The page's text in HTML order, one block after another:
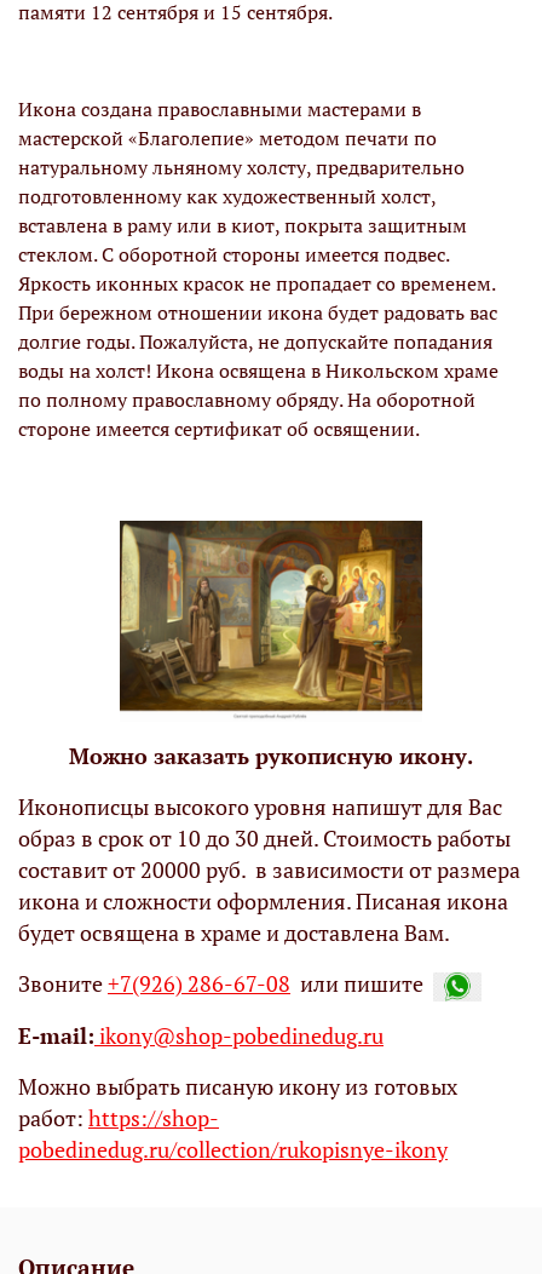
памяти 12 сентября и 15 сентября.
Икона создана православными мастерами в
мастерской «Благолепие» методом печати по
натуральному льняному холсту, предварительно
подготовленному как художественный холст,
вставлена в раму или в киот, покрыта защитным
стеклом. С оборотной стороны имеется подвес.
Яркость иконных красок не пропадает со временем.
При бережном отношении икона будет радовать вас
долгие годы. Пожалуйста, не допускайте попадания
воды на холст! Икона освящена в Никольском храме
по полному православному обряду. На оборотной
стороне имеется сертификат об освящении.
Можно заказать рукописную икону.
Иконописцы высокого уровня напишут для Вас
образ в срок от 10 до 30 дней. Стоимость работы
составит от 20000 руб. в зависимости от размера
икона и сложности оформления. Писаная икона
будет освящена в храме и доставлена Вам.
Звоните+7(926) 286-67-08 или пишите
Е-mail: ikony@shop-pobedinedug.ru
Можно выбрать писаную икону из готовых
работ: https://shop-
pobedinedug.ru/collection/rukopisnye-ikony
Описание